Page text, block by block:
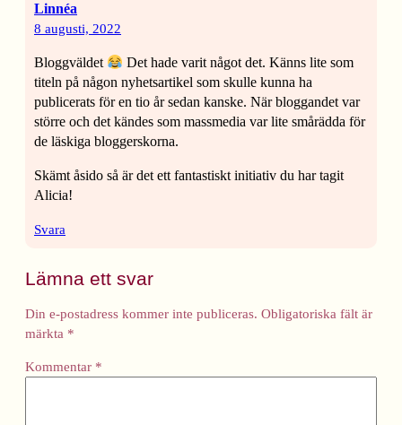
Linnéa
8 augusti, 2022
Bloggväldet
Det hade varit något det. Känns lite som
titeln på någon nyhetsartikel som skulle kunna ha
publicerats för en tio år sedan kanske. När bloggandet var
större och det kändes som massmedia var lite smårädda för
de läskiga bloggerskorna.
Skämt åsido så är det ett fantastiskt initiativ du har tagit
Alicia!
Svara
Lämna ett svar
Din e-postadress kommer inte publiceras. Obligatoriska fält är
märkta *
Kommentar *